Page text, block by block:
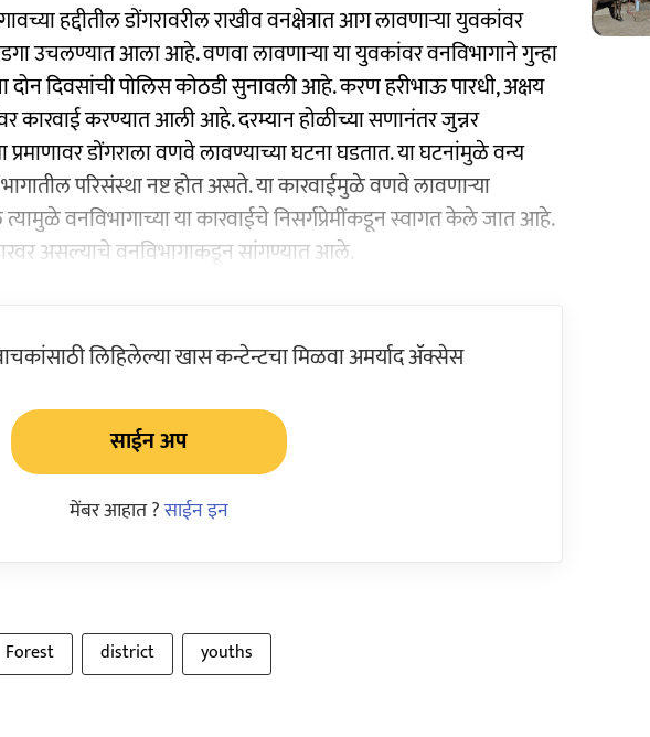
हद्दीतील डोंगरावरील राखीव वनक्षेत्रात आग लावणाऱ्या युवकांवर
उचलण्यात आला आहे. वणवा लावणाऱ्या या युवकांवर वनविभागाने गुन्हा
दिवसांची पोलिस कोठडी सुनावली आहे. करण हरीभाऊ पारधी, अक्षय
कारवाई करण्यात आली आहे. दरम्यान होळीच्या सणानंतर जुन्नर
प्रमाणावर डोंगराला वणवे लावण्याच्या घटना घडतात. या घटनांमुळे वन्य
परिसंस्था नष्ट होत असते. या कारवाईमुळे वणवे लावणाऱ्या
वनविभागाच्या या कारवाईचे निसर्गप्रेमींकडून स्वागत केले जात आहे.
असल्याचे वनविभागाकडून सांगण्यात आले.
लिहिलेल्या खास कन्टेन्टचा मिळवा अमर्याद ॲक्सेस
साईन अप
मेंबर आहात ?साईन इन
Forest district youths